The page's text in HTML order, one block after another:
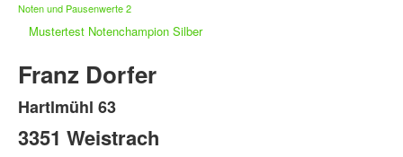
Noten und Pausenwerte 2
Mustertest Notenchampion Silber
Franz Dorfer
Hartlmühl 63
3351 Weistrach